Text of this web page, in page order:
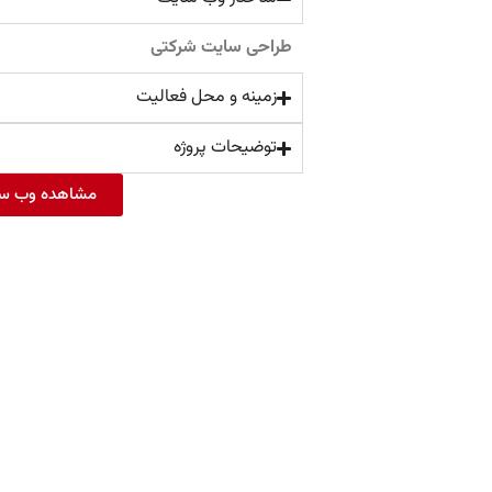
طراحی سایت شرکتی
زمینه و محل فعالیت
توضیحات پروژه
مشاهده وب